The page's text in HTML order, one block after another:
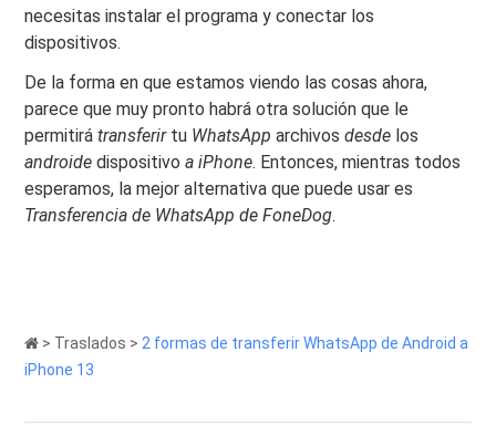
necesitas instalar el programa y conectar los
dispositivos.
De la forma en que estamos viendo las cosas ahora,
parece que muy pronto habrá otra solución que le
permitirátransferir tu WhatsApp archivosdesde los
androidedispositivo a iPhone. Entonces, mientras todos
esperamos, la mejor alternativa que puede usar es
Transferencia de WhatsApp de FoneDog.
> Traslados > 2 formas de transferir WhatsApp de Android a
iPhone 13